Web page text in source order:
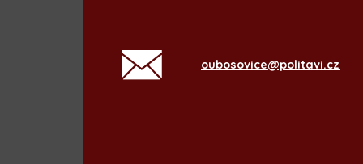
oubosovice@politavi.cz